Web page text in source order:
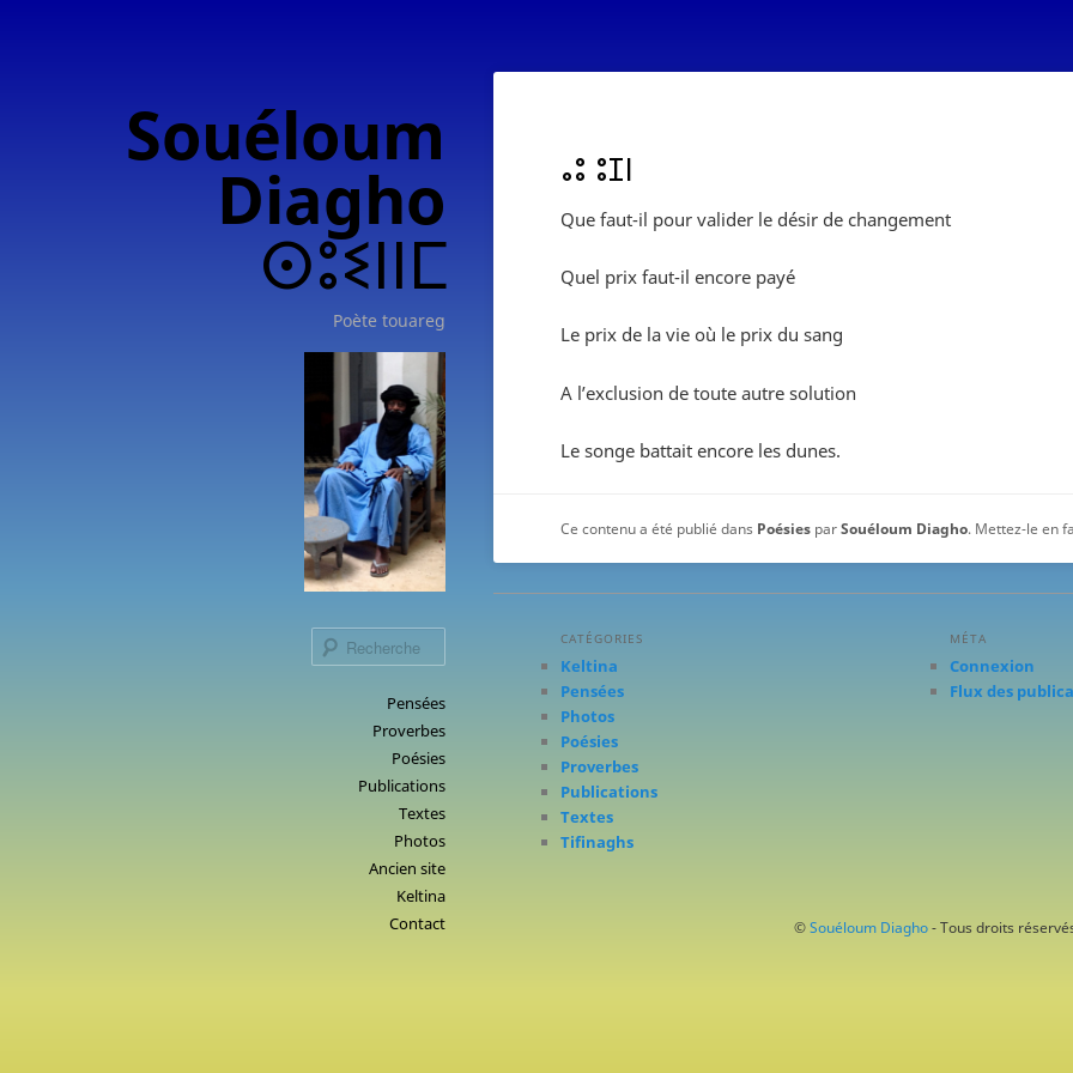
Souéloum
Diagho
ⵙⵓⵉⵏⵏⵎ
Poète touareg
Pensées
Proverbes
Poésies
Publications
Textes
Photos
Ancien site
Keltina
Contact
ⴰⵓ ⵓⵊⵏ
Que faut-il pour valider le désir de changement
Quel prix faut-il encore payé
Le prix de la vie où le prix du sang
A l’exclusion de toute autre solution
Le songe battait encore les dunes.
Ce contenu a été publié dans Poésies parSouéloum Diagho. Mettez-le en
CATÉGORIES
Keltina
Pensées
Photos
Poésies
Proverbes
Publications
Textes
Tifinaghs
MÉTA
Connexion
Flux des
© Souéloum Diagho- Tous droits